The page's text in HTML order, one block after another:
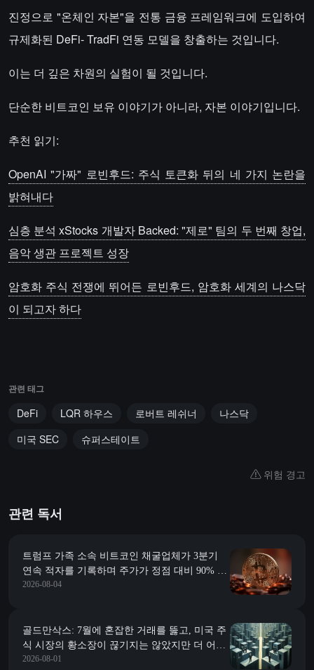
진정으로 "온체인 자본"을 전통 금융 프레임워크에 도입하여
규제화된 DeFi- TradFi 연동 모델을 창출하는 것입니다.
이는 더 깊은 차원의 실험이 될 것입니다.
단순한 비트코인 보유 이야기가 아니라, 자본 이야기입니다.
추천 읽기:
OpenAI "가짜" 로빈후드: 주식 토큰화 뒤의 네 가지 논란을
밝혀내다
심층 분석 xStocks 개발자 Backed: "제로" 팀의 두 번째 창업,
음악 생관 프로젝트 성장
암호화 주식 전쟁에 뛰어든 로빈후드, 암호화 세계의 나스닥
이 되고자 하다
관련 태그
DeFi LQR 하우스 로버트 레쉬너
나스닥
미국 SEC
슈퍼스테이트
위험 경고
관련 독서
트럼프 가족 소속 비트코인 채굴업체가 3분기
연속 적자를 기록하며 주가가 정점 대비 90% 이
상 하락했다
2026-08-04
골드만삭스: 7월에 혼잡한 거래를 뚫고, 미국 주
식 시장의 황소장이 끊기지는 않았지만 더 어려
워졌다
2026-08-01